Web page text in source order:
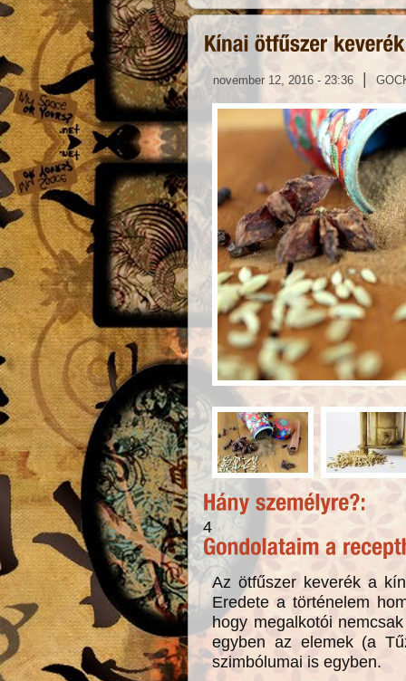
november 12, 2016 - 23:36 |
4
Az ötfűszer keverék a
Eredete a történelem
hogy megalkotói
egyben az elemek (a
szimbólumai is egyben.